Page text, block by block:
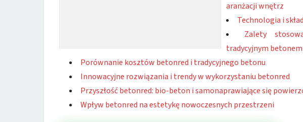
aranżacji wnętrz
Technologia i
Zalety
tradycyjnym betonem
Porównanie kosztów betonred i tradycyjnego betonu
Innowacyjne rozwiązania i trendy w wykorzystaniu betonred
Przyszłość betonred: bio-beton i samonaprawiające się
Wpływ betonred na estetykę nowoczesnych przestrzeni